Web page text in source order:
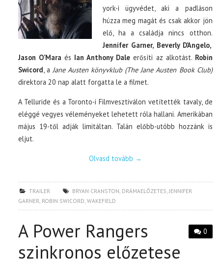
york-i ügyvédet, aki a padláson
húzza meg magát és csak akkor jön
elő, ha a családja nincs otthon.
Jennifer Garner, Beverly D’Angelo,
Jason O’Mara és Ian Anthony Dale erősíti az alkotást. Robin
Swicord, aJane Austen könyvklub (The Jane Austen Book Club)
direktora 20 nap alatt forgatta le a filmet.
A Telluride és a Toronto-i Filmvesztiválon vetítették tavaly, de
eléggé vegyes véleményeket lehetett róla hallani. Amerikában
május 19-től adják limitáltan. Talán előbb-utóbb hozzánk is
eljut.
Olvasd tovább →
TRAILER BRYAN CRANSTON, DRÁMAELŐZETES,JENNIFER
GARNER, ROBIN SWICORD,WAKEFIELD
0
A Power Rangers
szinkronos előzetese